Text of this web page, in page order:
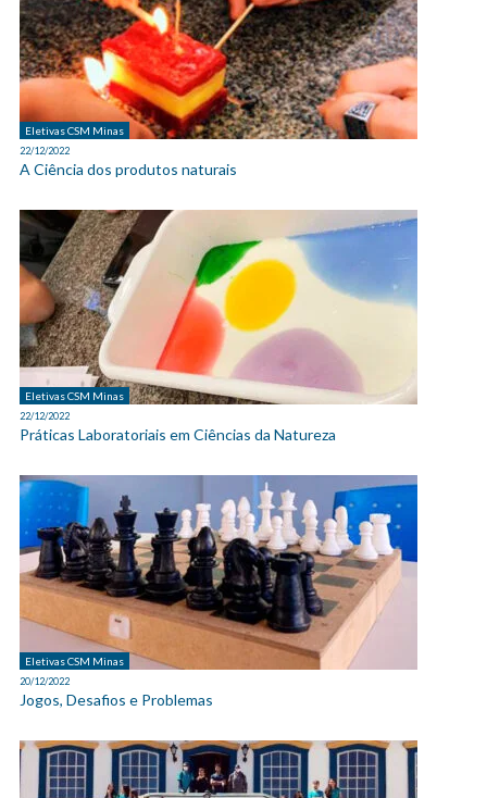
Eletivas CSM Minas
22/12/2022
A Ciência dos produtos naturais
Eletivas CSM Minas
22/12/2022
Práticas Laboratoriais em Ciências da Natureza
Eletivas CSM Minas
20/12/2022
Jogos, Desafios e Problemas